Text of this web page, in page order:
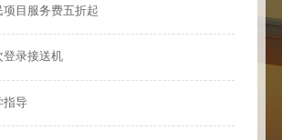
目服务费五折起
登录接送机
指导